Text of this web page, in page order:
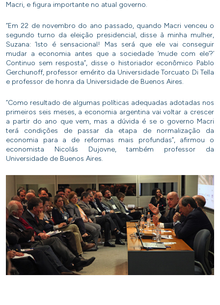
Macri, e figura importante no atual governo.
“Em 22 de novembro do ano passado, quando Macri venceu o
segundo turno da eleição presidencial, disse à minha mulher,
Suzana: ‘Isto é sensacional! Mas será que ele vai conseguir
mudar a economia antes que a sociedade ‘mude com ele’?’
Continuo sem resposta”, disse o historiador econômico Pablo
Gerchunoff, professor emérito da Universidade Torcuato Di Tella
e professor de honra da Universidade de Buenos Aires.
“Como resultado de algumas políticas adequadas adotadas nos
primeiros seis meses, a economia argentina vai voltar a crescer
a partir do ano que vem, mas a dúvida é se o governo Macri
terá condições de passar da etapa de normalização da
economia para a de reformas mais profundas”, afirmou o
economista Nicolás Dujovne, também professor da
Universidade de Buenos Aires.